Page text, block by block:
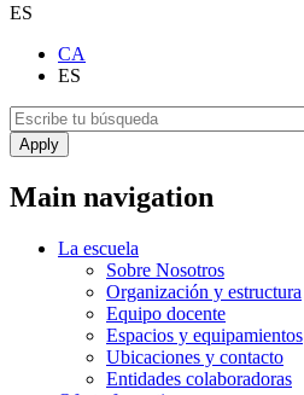
ES
CA
ES
Main navigation
La escuela
Sobre Nosotros
Organización y estructura
Equipo docente
Espacios y equipamientos
Ubicaciones y contacto
Entidades colaboradoras